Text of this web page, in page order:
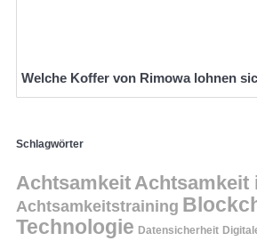
Welche Koffer von Rimowa lohnen
Schlagwörter
AchtsamkeitAchtsamkeit
Achtsamkeitstraining
Technologie Datensicherheit